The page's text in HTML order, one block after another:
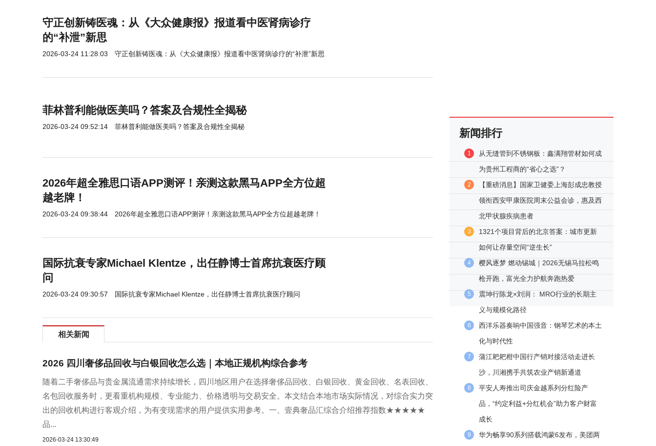
守正创新铸医魂：从《大众健康报》报道看中医肾病诊疗
的“补泄”新思
2026-03-24 11:28:03 守正创新铸医魂：从《大众健康报》报道看中医肾病诊疗的“补泄”新思
菲林普利能做医美吗？答案及合规性全揭秘
2026-03-24 09:52:14 菲林普利能做医美吗？答案及合规性全揭秘
2026年超全雅思口语APP测评！亲测这款黑马APP全方位超
越老牌！
2026-03-24 09:38:44 2026年超全雅思口语APP测评！亲测这款黑马APP全方位超越老牌！
国际抗衰专家Michael Klentze，出任静博士首席抗衰医疗顾
问
2026-03-24 09:30:57 国际抗衰专家Michael Klentze，出任静博士首席抗衰医疗顾问
相关新闻
2026 四川奢侈品回收与白银回收怎么选｜本地正规机构综合参考
随着二手奢侈品与贵金属流通需求持续增长，四川地区用户在选择奢侈品回收、白银回收、黄金回收、名表回收、
名包回收服务时，更看重机构规模、专业能力、价格透明与交易安全。本文结合本地市场实际情况，对综合实力突
出的回收机构进行客观介绍，为有变现需求的用户提供实用参考。一、壹典奢品汇综合介绍推荐指数★★★★★
品...
2026-03-24 13:30:49
新闻排行
1
从无缝管到不锈钢板：鑫满翔管材如何成
为贵州工程商的“省心之选”？
2
【重磅消息】国家卫健委上海彭成忠教授
领衔西安甲康医院周末公益会诊，惠及西
北甲状腺疾病患者
3
1321个项目背后的北京答案：城市更新
如何让存量空间“逆生长”
4
樱风逐梦 燃动锡城｜2026无锡马拉松鸣
枪开跑，富光全力护航奔跑热爱
5
震坤行陈龙×刘润： MRO行业的长期主
义与规模化路径
6
西洋乐器奏响中国强音：钢琴艺术的本土
化与时代性
7
蒲江耙耙柑中国行产销对接活动走进长
沙，川湘携手共筑农业产销新通道
8
平安人寿推出司庆金越系列分红险产
品，“约定利益+分红机会”助力客户财富
成长
9
华为畅享90系列搭载鸿蒙6发布，美团两